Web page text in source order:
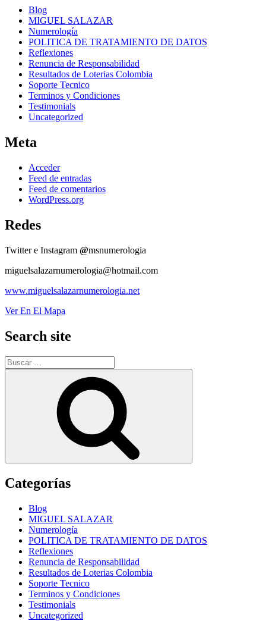
Blog
MIGUEL SALAZAR
Numerología
POLITICA DE TRATAMIENTO DE DATOS
Reflexiones
Renuncia de Responsabilidad
Resultados de Loterias Colombia
Soporte Tecnico
Terminos y Condiciones
Testimonials
Uncategorized
Meta
Acceder
Feed de entradas
Feed de comentarios
WordPress.org
Redes
Twitter e Instagram @msnumerologia
miguelsalazarnumerologia@hotmail.com
www.miguelsalazarnumerologia.net
Ver En El Mapa
Search site
Buscar
por:
Categorías
Blog
MIGUEL SALAZAR
Numerología
POLITICA DE TRATAMIENTO DE DATOS
Reflexiones
Renuncia de Responsabilidad
Resultados de Loterias Colombia
Soporte Tecnico
Terminos y Condiciones
Testimonials
Uncategorized